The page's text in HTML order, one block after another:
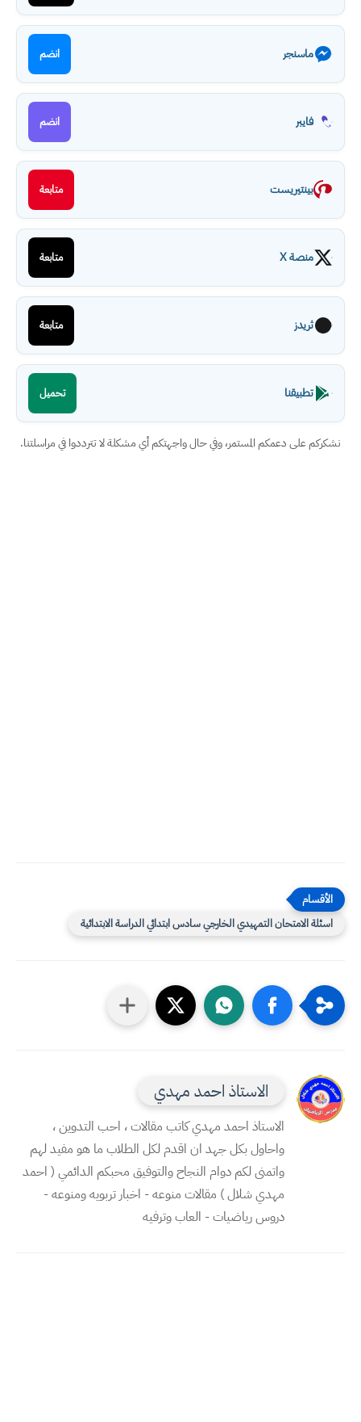
ماسنجر انضم
فايبر انضم
بينتيريست متابعة
منصة X متابعة
ثريدز متابعة
تطبيقنا تحميل
نشكركم على دعمكم المستمر، وفي حال واجهتكم أي مشكلة لا تترددوا في مراسلتنا.
اسئلة الامتحان التمهيدي الخارجي سادس ابتدائي الدراسة الابتدائية
الاستاذ احمد مهدي
الاستاذ احمد مهدي كاتب مقالات ، احب التدوين ،
واحاول بكل جهد ان اقدم لكل الطلاب ما هو مفيد لهم
واتمنى لكم دوام النجاح والتوفيق محبكم الدائمي ( احمد
مهدي شلال ) مقالات منوعه - اخبار تربويه ومنوعه -
دروس رياضيات - العاب وترفيه